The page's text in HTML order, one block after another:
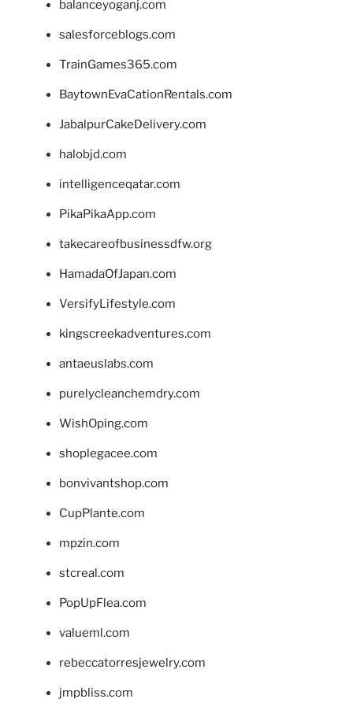
balanceyoganj.com
salesforceblogs.com
TrainGames365.com
BaytownEvaCationRentals.com
JabalpurCakeDelivery.com
halobjd.com
intelligenceqatar.com
PikaPikaApp.com
takecareofbusinessdfw.org
HamadaOfJapan.com
VersifyLifestyle.com
kingscreekadventures.com
antaeuslabs.com
purelycleanchemdry.com
WishOping.com
shoplegacee.com
bonvivantshop.com
CupPlante.com
mpzin.com
stcreal.com
PopUpFlea.com
valueml.com
rebeccatorresjewelry.com
jmpbliss.com